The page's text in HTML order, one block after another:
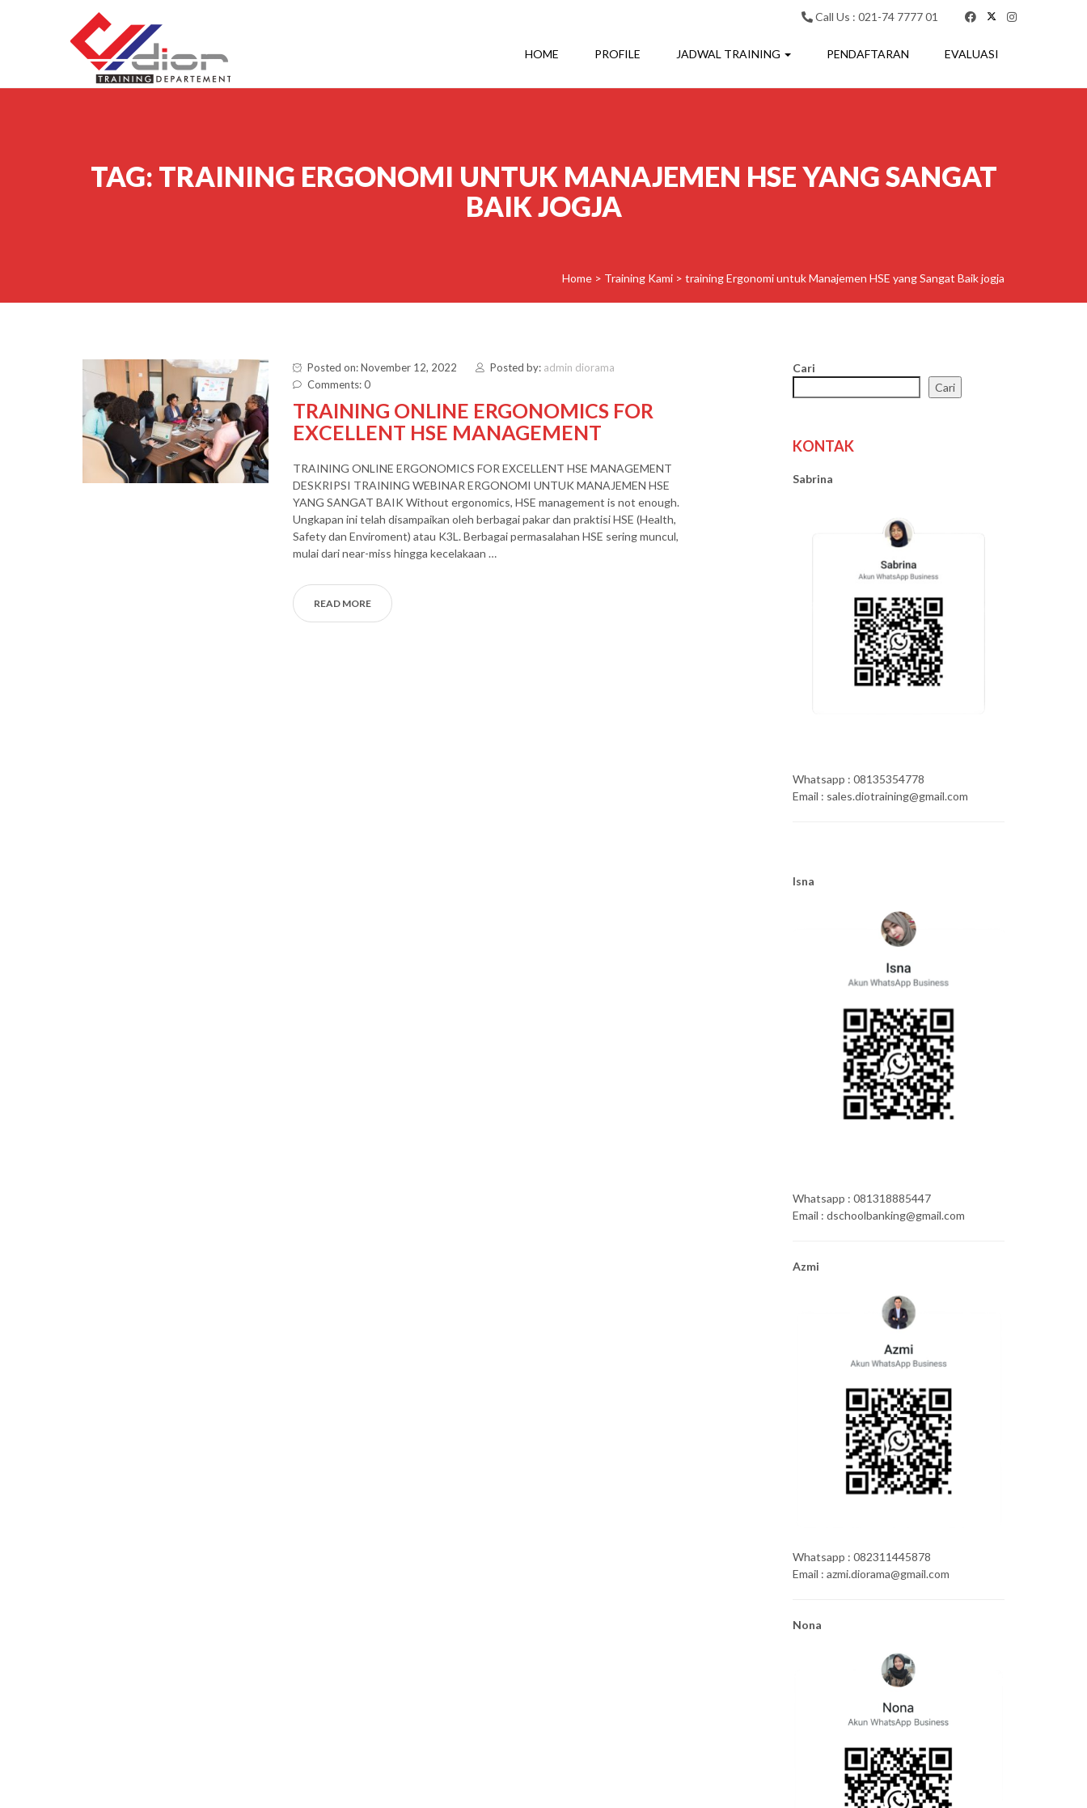
Call Us : 021-74 7777 01
HOME PROFILE JADWAL TRAINING PENDAFTARAN EVALUASI
TAG: TRAINING ERGONOMI UNTUK MANAJEMEN HSE YANG SANGAT
BAIK JOGJA
Home > Training Kami > training Ergonomi untuk Manajemen HSE yang Sangat Baik jogja
Posted on: November 12, 2022 Posted by: admin diorama
Comments: 0
TRAINING ONLINE ERGONOMICS FOR
EXCELLENT HSE MANAGEMENT
TRAINING ONLINE ERGONOMICS FOR EXCELLENT HSE MANAGEMENT
DESKRIPSI TRAINING WEBINAR ERGONOMI UNTUK MANAJEMEN HSE
YANG SANGAT BAIK Without ergonomics, HSE management is not enough.
Ungkapan ini telah disampaikan oleh berbagai pakar dan praktisi HSE (Health,
Safety dan Enviroment) atau K3L. Berbagai permasalahan HSE sering muncul,
mulai dari near-miss hingga kecelakaan …
READ MORE
Cari
Cari
KONTAK
Sabrina
Whatsapp : 08135354778
Email : sales.diotraining@gmail.com
Isna
Whatsapp : 081318885447
Email : dschoolbanking@gmail.com
Azmi
Whatsapp : 082311445878
Email : azmi.diorama@gmail.com
Nona